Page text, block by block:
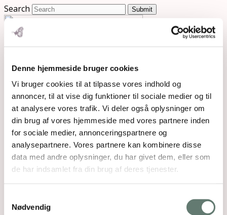
Denne hjemmeside bruger cookies
Vi bruger cookies til at tilpasse vores indhold og
annoncer, til at vise dig funktioner til sociale medier og til
at analysere vores trafik. Vi deler også oplysninger om
din brug af vores hjemmeside med vores partnere inden
for sociale medier, annonceringspartnere og
analysepartnere. Vores partnere kan kombinere disse
data med andre oplysninger, du har givet dem, eller som
de har indsamlet fra din brug af deres tjenester.
Nødvendig
Search
Submit